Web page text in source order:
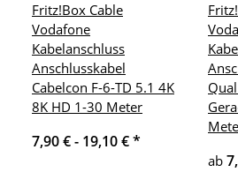
Fritz!Box Cable
Vodafone
Kabelanschluss
Anschlusskabel
Cabelcon F-6-TD 5.1 4K
8K HD 1-30 Meter
7,90 € - 19,10 €*
ab